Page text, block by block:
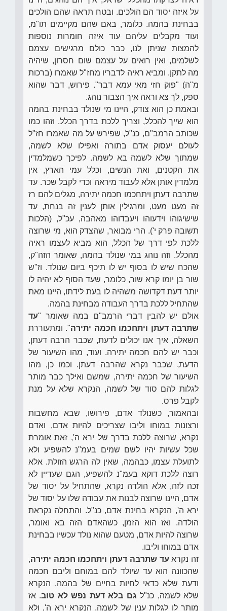
על איזה יסוד הם הולכים. ובטח תראה שהם הולכים
בבחינת בהמה. כלומר, באם שהם מקיימים תו"מ,
ועוד מקבלים עליהם עוד איזה חומרות נוספות
להמצות שניתן לנו, כבר כולם מרגישים עצמם
לשלמים, ואין רואים על עצמם שום חסרון, שיהיה
מה לתקן. ומביא ראיה לדבריו מחז"ל שאמרו (ברכות
מ"ה) "פוק חזי מאי עמא דבר". פירוש, דבר שהוא
ספק, לך צא וראה איך הצבור נוהג.
ובאמת כן הוא צודק, היינו מי שנולד בבחינת בהמה
הוא שייך להכלל, וצריך ללכת בדרך הכלל. וזהו כמו
שכותב הרמב"ם, כנ"ל, שפירש על מה שאמרו חז"ל
לעולם יעסוק אדם בתורה ואפילו שלא לשמה,
שמתוך שלא לשמה בא לשמה. לפיכך כשמלמדין
את הקטנים, ואת הנשים, וכלל עמי הארץ, אין
מלמדין אותן אלא לעבוד מיראה וכדי לקבל שכר. עד
שתרבה דעתן ויתחכמו חכמה יתירה, מגלים להם רז
זה מעט מעט, ומרגילין אותן לענין זה בנחת, עד
שישיגוהו וידעוהו ויעבדוהו מאהבה, עכ"ל, (הלכות
תשובה פרק י'). הרי מבואר, שהצדק הוא, מי שרוצה
ללכת לפי דרך של הכלל, הוא מביא לעצמו ראיה
מהכלל. וזה נוהג במי שנולד בהמה, שאומר הזה"ק,
שהכח שיש לו בסוף יש לו תיכף ביום שנולד. וז"ש
שור בן יומו קרא שור, כלומר, שעד הסוף לא יהיה לו
יותר דעת דקדושה משהיה לו בעת לידתו, היינו מאת
שהתחיל ללכת בדרך העבודה מבחינת בהמה.
אולם יש להבין דברי הרמב"ם במה שאומר "עד
שתרבה דעתן ויתחכמו חכמה יתירה". ומתעוררת
השאלה, איך אנו יכולים לדעת, שכבר הרבה דעתן,
וכבר יש להם חכמה יתירה. ועוד, מהו השיעור של
הדעת, שכבר נקרא שהרבה דעתן. וכמו כן, מהו
השיעור של חכמה יתירה, שמשם ואילך כבר מותר
לגלות להם סוד של לשמה, הנקרא שלא על מנת
לקבל פרס.
ובהאמור, כשנולד אדם, פירושו, שבא מחשבות
ורצונות במוחו וליבו שצריכים להיות אדם, ואדם
נקרא, שרוצה ללכת בדרך של ירא ה', זאת אומרת
שכל עשיות יהיו לשם שמים בעמ"נ להשפיע ולא
לתועלת עצמו, כבהמה, שאין לה הרגש הזולת. אלא
רוצה ללכת דוקא בעמ"נ להשפיע, הגם שעדיין לא
זכה לזה, אלא הולדה נקרא, שהתחיל על יסוד של
אדם, היינו שרוצה לבנות את עבודה שלו על יסוד של
ירא ה', הנקרא בחינת אדם, כנ"ל. והתחלה נקראת
הולדה. ואז הוא הזמן, כשהאדם הזה בא ואומר,
שרוצה להיות אדם, מטעם שהוא נולד עכשיו בבחינת
אדם במוחו וליבו.
זה נקרא עד שתרבה דעתן ויתחכמו חכמה יתירה,
שהכוונה הוא עד שיולד להם במוחם וליבם חכמה
ודעת שלא כדאי לחיות בחיים של בהמה, הנקרא
שלא לשמה, כנ"ל גם בלא דעת נפש לא טוב. אז
מותר לו לגלות ענין של לשמה, הנקרא ירא ה', ולא